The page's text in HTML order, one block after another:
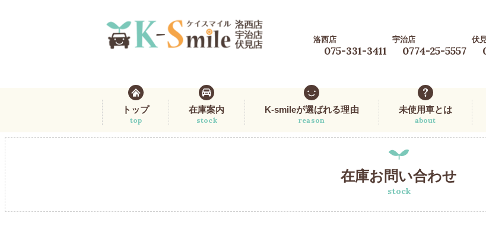
洛西店
075-331-3411
宇治店
0774-25-5557
伏
トップ
top
在庫案内
stock
K-smileが選ばれる理由
reason
未使用車とは
about
在庫お問い合わせ
stock